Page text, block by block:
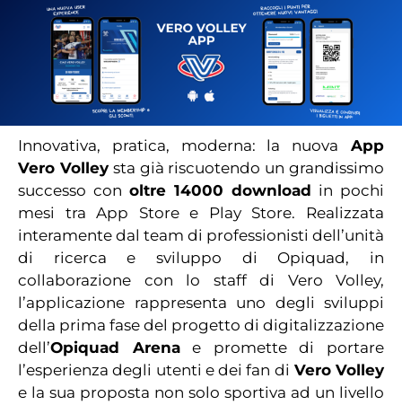
Innovativa, pratica, moderna: la nuova App
Vero Volleysta già riscuotendo un grandissimo
successo con oltre 14000 download in pochi
mesi tra App Store e Play Store. Realizzata
interamente dal team di professionisti dell’unità
di ricerca e sviluppo di Opiquad, in
collaborazione con lo staff di Vero Volley,
l’applicazione rappresenta uno degli sviluppi
della prima fase del progetto di digitalizzazione
dell’Opiquad Arenae promette di portare
l’esperienza degli utenti e dei fan di Vero Volley
e la sua proposta non solo sportiva ad un livello